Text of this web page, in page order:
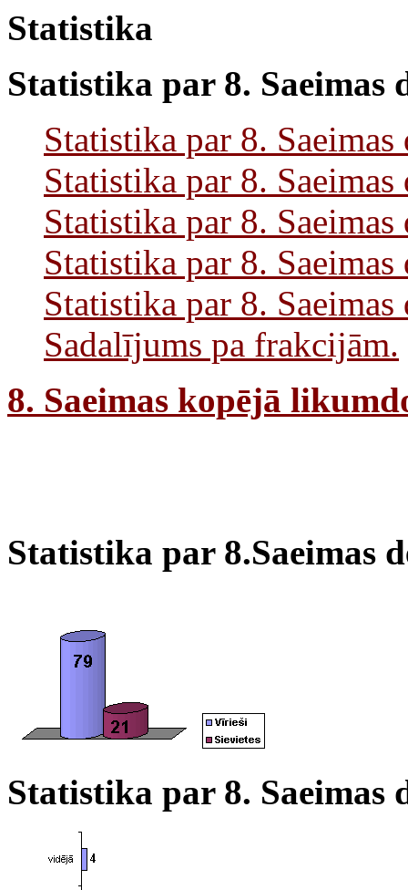
Statistika
Statistika par 8. Saeimas
Statistika par 8.
Statistika par 8.
Statistika par 8.
Statistika par 8.
Statistika par 8.
Sadalījums pa frakcijām.
8. Saeimas kopējā
Statistika par 8.Saeimas
Statistika par 8.